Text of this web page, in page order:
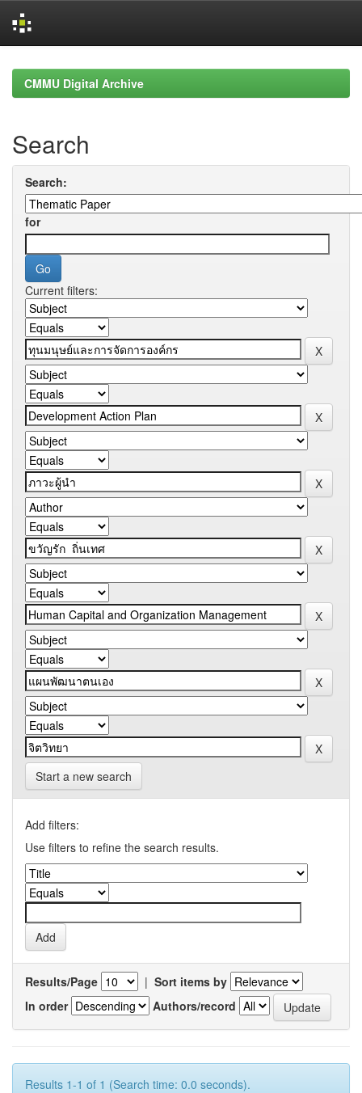
navigationCMMU Digital Archive
Search
Search:
for
Current filters:
Start a new search
Add filters:
Use filters to refine the search results.
Results/Page | Sort items by
In order
Authors/record
Results 1-1 of 1 (Search time: 0.0 seconds).